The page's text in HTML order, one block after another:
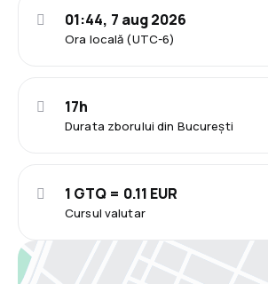
Ora locală (UTC-6)
01:44, 7 aug 2026
Durata zborului din București
17h
Cursul valutar
1 GTQ = 0.11 EUR